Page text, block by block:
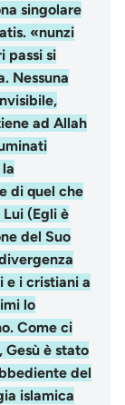
singolare
«nunzi
passi si
Nessuna
ad Allah
di quel che
(Egli è
del Suo
e i cristiani a
lo
Come ci
Gesù è stato
del
islamica